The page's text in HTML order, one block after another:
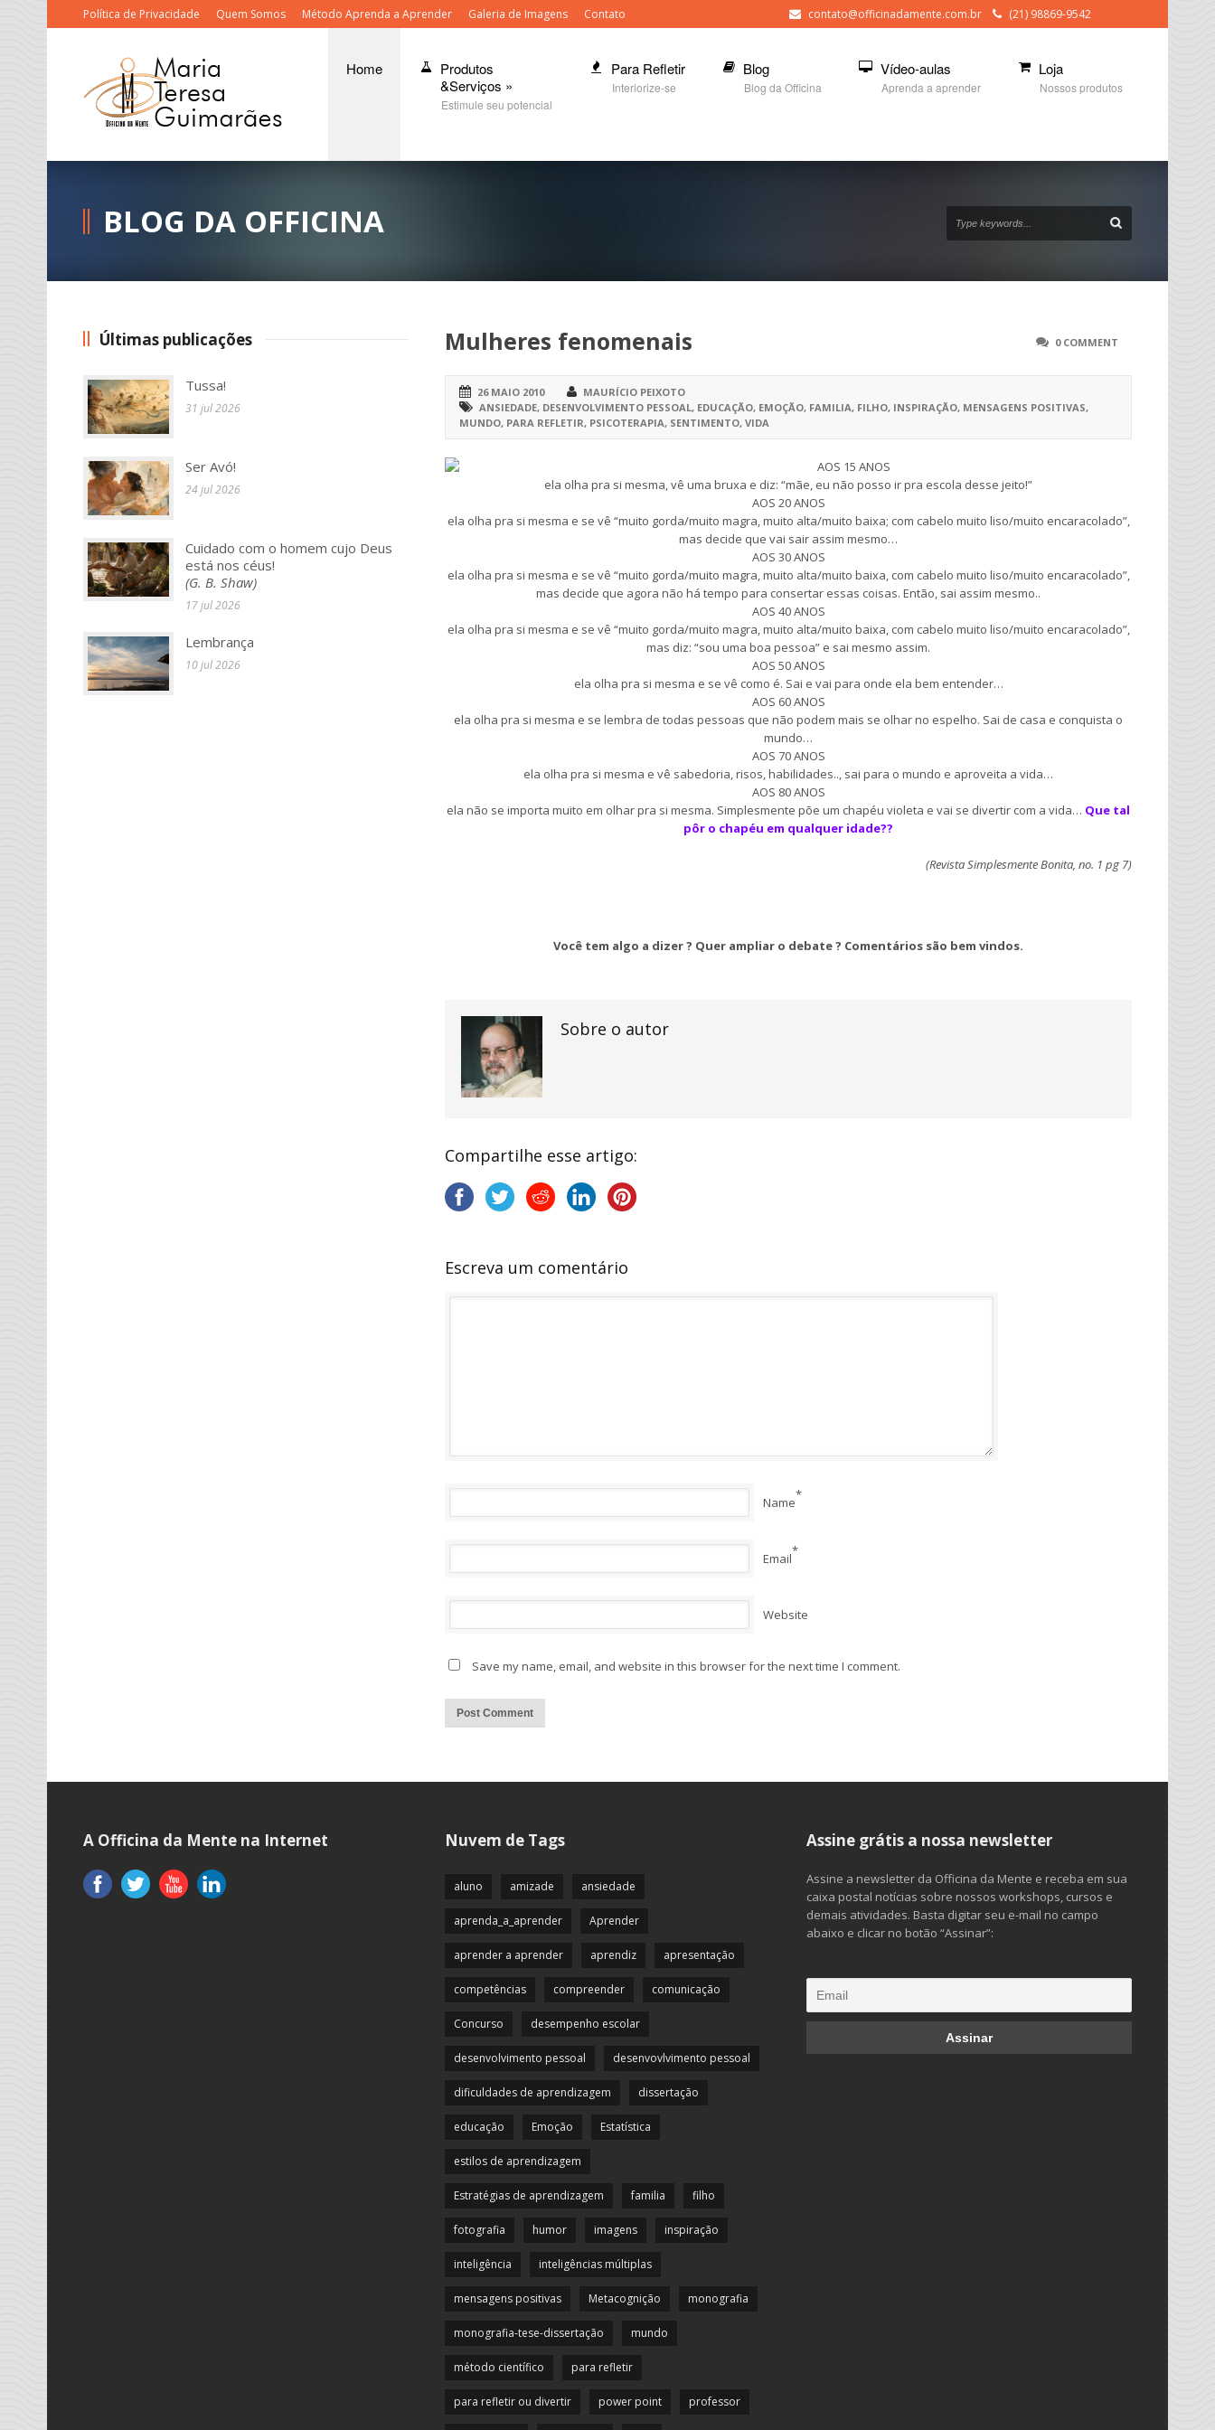
Política de Privacidade Quem Somos Método Aprenda a Aprender Galeria de Imagens Contato contato@officinadamente.com.br (21) 98869-9542
Home
Produtos
&Serviços »
Estimule seu potencial
Para Refletir
Interiorize-se
Blog
Blog da Officina
Vídeo-aulas
Aprenda a aprender
Loja
Nossos produtos
BLOG DA OFFICINA
0 COMMENT
Mulheres fenomenais
26 MAIO 2010
MAURÍCIO PEIXOTO
ANSIEDADE, DESENVOLVIMENTO PESSOAL, EDUCAÇÃO, EMOÇÃO, FAMILIA, FILHO, INSPIRAÇÃO, MENSAGENS POSITIVAS,
MUNDO, PARA REFLETIR, PSICOTERAPIA, SENTIMENTO, VIDA
AOS 15 ANOS
ela olha pra si mesma, vê uma bruxa e diz: “mãe, eu não posso ir pra escola desse jeito!”
AOS 20 ANOS
ela olha pra si mesma e se vê “muito gorda/muito magra, muito alta/muito baixa; com cabelo muito liso/muito encaracolado”,
mas decide que vai sair assim mesmo…
AOS 30 ANOS
ela olha pra si mesma e se vê “muito gorda/muito magra, muito alta/muito baixa, com cabelo muito liso/muito encaracolado”,
mas decide que agora não há tempo para consertar essas coisas. Então, sai assim mesmo..
AOS 40 ANOS
ela olha pra si mesma e se vê “muito gorda/muito magra, muito alta/muito baixa, com cabelo muito liso/muito encaracolado”,
mas diz: “sou uma boa pessoa” e sai mesmo assim.
AOS 50 ANOS
ela olha pra si mesma e se vê como é. Sai e vai para onde ela bem entender…
AOS 60 ANOS
ela olha pra si mesma e se lembra de todas pessoas que não podem mais se olhar no espelho. Sai de casa e conquista o
mundo…
AOS 70 ANOS
ela olha pra si mesma e vê sabedoria, risos, habilidades.., sai para o mundo e aproveita a vida…
AOS 80 ANOS
ela não se importa muito em olhar pra si mesma. Simplesmente põe um chapéu violeta e vai se divertir com a vida… Que tal
pôr o chapéu em qualquer idade??
(Revista Simplesmente Bonita, no. 1 pg 7)
Você tem algo a dizer ? Quer ampliar o debate ? Comentários são bem vindos.
Sobre o autor
Compartilhe esse artigo:
Escreva um comentário
Name*
Email*
Website
Save my name, email, and website in this browser for the next time I comment.
Últimas publicações
Tussa!
31 jul 2026
Ser Avó!
24 jul 2026
Cuidado com o homem cujo Deus
está nos céus!
(G. B. Shaw)
17 jul 2026
Lembrança
10 jul 2026
A Officina da Mente na Internet Nuvem de Tags
aluno amizade ansiedade
aprenda_a_aprender Aprender
aprender a aprender aprendiz apresentação
competências compreender comunicação
Concurso desempenho escolar
desenvolvimento pessoal desenvovlvimento pessoal
dificuldades de aprendizagem dissertação
educação Emoção Estatística
estilos de aprendizagem
Estratégias de aprendizagem familia filho
fotografia humor imagens inspiração
inteligência inteligências múltiplas
mensagens positivas Metacognição monografia
monografia-tese-dissertação mundo
método científico para refletir
para refletir ou divertir power point professor
Assine grátis a nossa newsletter
Assine a newsletter da Officina da Mente e receba em sua
caixa postal notícias sobre nossos workshops, cursos e
demais atividades. Basta digitar seu e-mail no campo
abaixo e clicar no botão “Assinar”: